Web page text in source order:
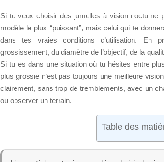
Si tu veux choisir des jumelles à vision nocturne
modèle le plus “puissant”, mais celui qui te
dans tes vraies conditions d’utilisation. En
grossissement, du diamètre de l’objectif, de la
Si tu es dans une situation où tu hésites entre
plus grossie n’est pas toujours une meilleure
clairement, sans trop de tremblements, avec un
ou observer un terrain.
Table des